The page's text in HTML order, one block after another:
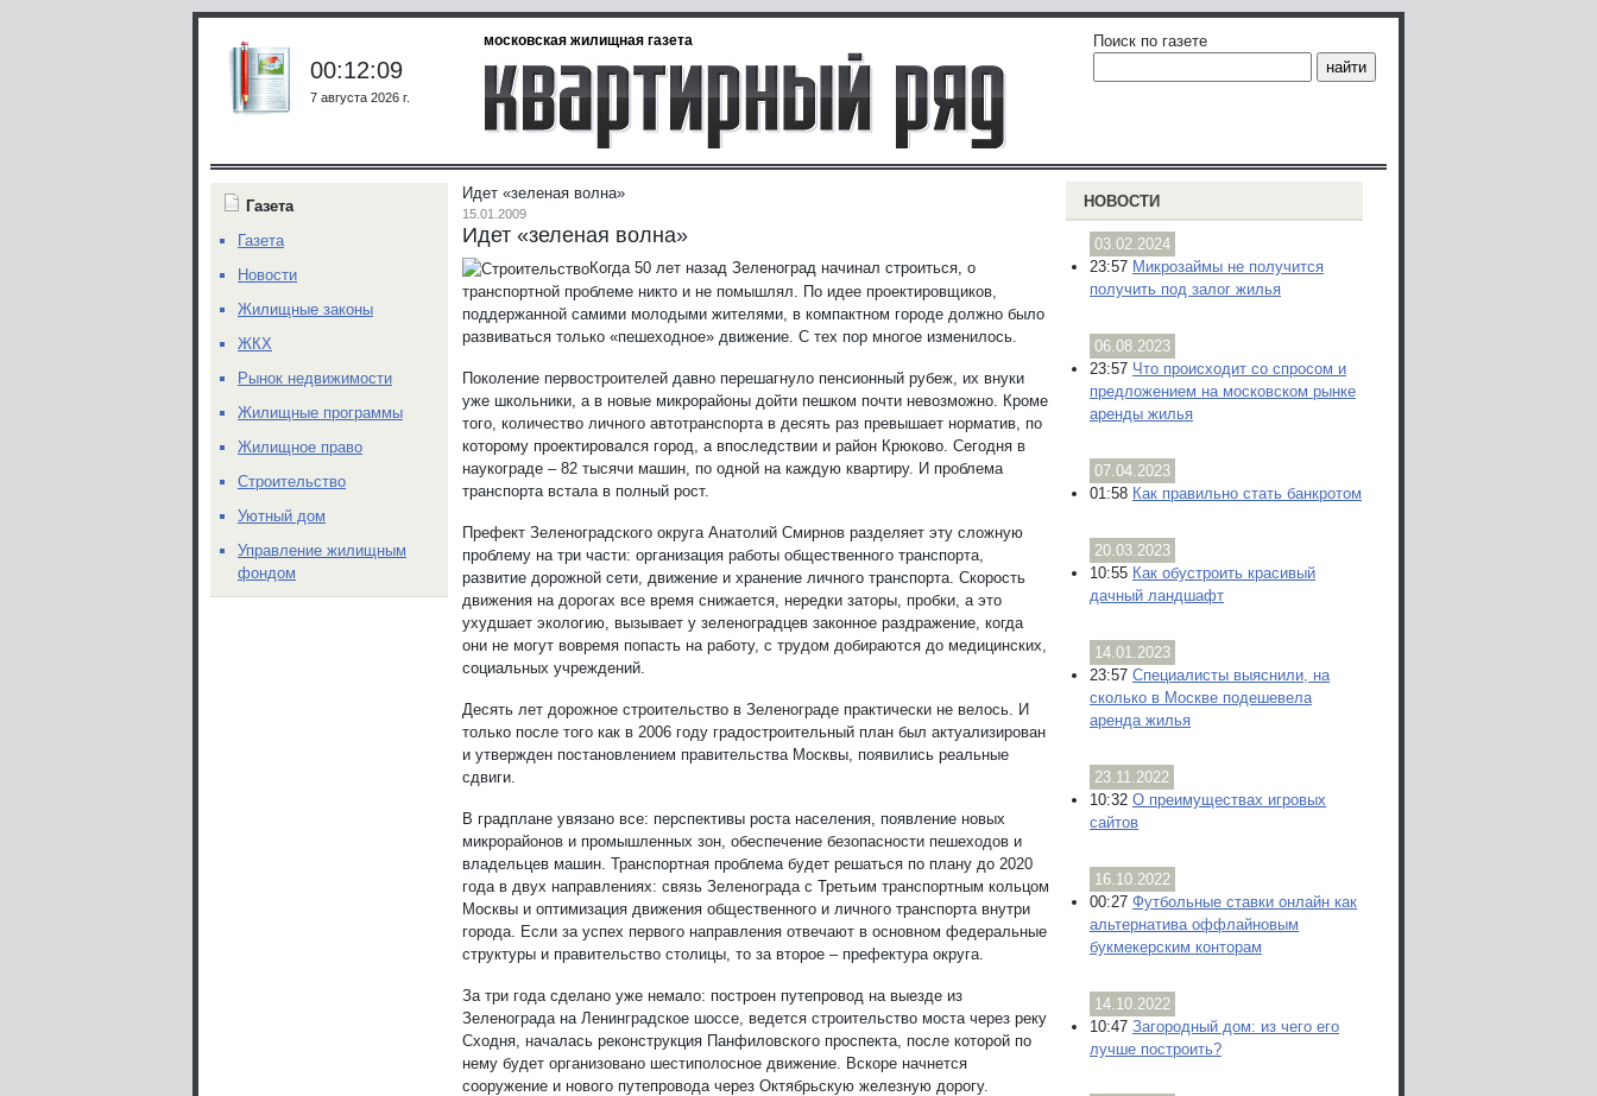
московская жилищная газета
00:12:09
7 августа 2026 г.
Поиск по газете
Идет «зеленая волна»
15.01.2009
Идет «зеленая волна»
Когда 50 лет назад Зеленоград начинал строиться, о
транспортной проблеме никто и не помышлял. По идее проектировщиков,
поддержанной самими молодыми жителями, в компактном городе должно было
развиваться только «пешеходное» движение. С тех пор многое изменилось.
Поколение первостроителей давно перешагнуло пенсионный рубеж, их внуки
уже школьники, а в новые микрорайоны дойти пешком почти невозможно. Кроме
того, количество личного автотранспорта в десять раз превышает норматив, по
которому проектировался город, а впоследствии и район Крюково. Сегодня в
наукограде – 82 тысячи машин, по одной на каждую квартиру. И проблема
транспорта встала в полный рост.
Префект Зеленоградского округа Анатолий Смирнов разделяет эту сложную
проблему на три части: организация работы общественного транспорта,
развитие дорожной сети, движение и хранение личного транспорта. Скорость
движения на дорогах все время снижается, нередки заторы, пробки, а это
ухудшает экологию, вызывает у зеленоградцев законное раздражение, когда
они не могут вовремя попасть на работу, с трудом добираются до медицинских,
социальных учреждений.
Десять лет дорожное строительство в Зеленограде практически не велось. И
только после того как в 2006 году градостроительный план был актуализирован
и утвержден постановлением правительства Москвы, появились реальные
сдвиги.
В градплане увязано все: перспективы роста населения, появление новых
микрорайонов и промышленных зон, обеспечение безопасности пешеходов и
владельцев машин. Транспортная проблема будет решаться по плану до 2020
года в двух направлениях: связь Зеленограда с Третьим транспортным кольцом
Москвы и оптимизация движения общественного и личного транспорта внутри
города. Если за успех первого направления отвечают в основном федеральные
структуры и правительство столицы, то за второе – префектура округа.
За три года сделано уже немало: построен путепровод на выезде из
Зеленограда на Ленинградское шоссе, ведется строительство моста через реку
Сходня, началась реконструкция Панфиловского проспекта, после которой по
нему будет организовано шестиполосное движение. Вскоре начнется
сооружение и нового путепровода через Октябрьскую железную дорогу.
НОВОСТИ
03.02.2024
23:57 Микрозаймы не получится
получить под залог жилья
06.08.2023
23:57 Что происходит со спросом и
предложением на московском рынке
аренды жилья
07.04.2023
01:58 Как правильно стать банкротом
20.03.2023
10:55 Как обустроить красивый
дачный ландшафт
14.01.2023
23:57 Специалисты выяснили, на
сколько в Москве подешевела
аренда жилья
23.11.2022
10:32 О преимуществах игровых
сайтов
16.10.2022
00:27 Футбольные ставки онлайн как
альтернатива оффлайновым
букмекерским конторам
14.10.2022
10:47 Загородный дом: из чего его
лучше построить?
Газета
Газета
Новости
Жилищные законы
ЖКХ
Рынок недвижимости
Жилищные программы
Жилищное право
Строительство
Уютный дом
Управление жилищным
фондом